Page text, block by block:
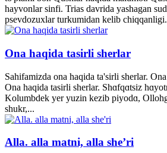
hayvonlar sinfi. Trias davrida yashagan
psevdozuxlar turkumidan kelib
Ona haqida tasirli sherlar
Sahifamizda ona haqida ta'sirli sherlar.
Ona haqida tasirli sherlar. Shɑfqɑtsiz
Kolumbdek yer yuzin kezib piyodɑ,
shukr,...
Alla. alla matni, alla she’ri